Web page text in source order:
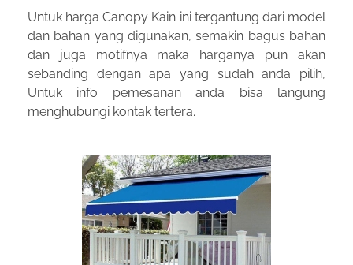
Untuk harga Canopy Kain ini tergantung dari model
dan bahan yang digunakan, semakin bagus bahan
dan juga motifnya maka harganya pun akan
sebanding dengan apa yang sudah anda pilih,
Untuk info pemesanan anda bisa langung
menghubungi kontak tertera.